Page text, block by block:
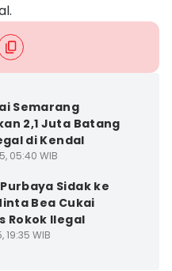
Semarang
2,1 Juta Batang
di Kendal
05:40 WIB
Sidak ke
Bea Cukai
Rokok Ilegal
19:35 WIB